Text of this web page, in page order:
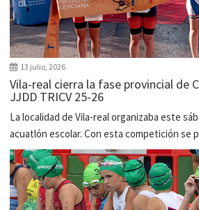
13 julio, 2026
Vila-real cierra la fase provincial de
JJDD TRICV 25-26
La localidad de Vila-real organizaba este
acuatlón escolar. Con esta competición se